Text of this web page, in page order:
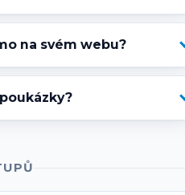
na svém webu?